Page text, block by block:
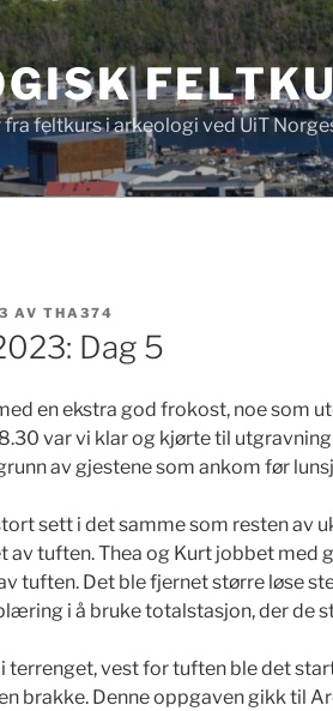
feltkurs i arkeologi ved UiT
AV THA374
Dag 5
en ekstra god frokost, noe som
var vi klar og kjørte til
av gjestene som ankom før
sett i det samme som resten av
av tuften. Thea og Kurt jobbet med
tuften. Det ble fjernet større løse
i å bruke totalstasjon, der de
terrenget, vest for tuften ble det
brakke. Denne oppgaven gikk til